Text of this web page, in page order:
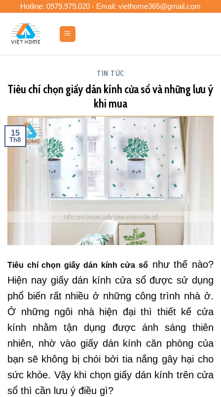
content
Hotline: 0979.979.020 - Email: viethome365@gmail.com
TIN TỨC
Tiêu chí chọn giấy dán kính cửa sổ và những lưu ý
khi mua
15
Th8
Tiêu chí chọn giấy dán kính cửa sổnhư thế nào?
Hiện nay giấy dán kính cửa sổ được sử dụng
phổ biến rất nhiều ở những công trình nhà ở.
Ở những ngôi nhà hiện đại thì thiết kế cửa
kính nhằm tận dụng được ánh sáng thiên
nhiên, nhờ vào giấy dán kính căn phòng của
bạn sẽ không bị chói bởi tia nắng gây hại cho
sức khỏe. Vậy khi chọn giấy dán kính trên cửa
sổ thì cần lưu ý điều gì?